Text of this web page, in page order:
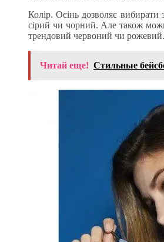
Колір. Осінь дозволяє
сірий чи чорний. Але також
трендовий червоний чи рожевий.
Читай еще! Стильные